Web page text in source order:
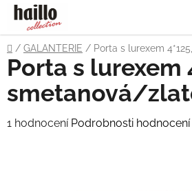
Přejít
obsah
Domů
/ GALANTERIE / Porta s lurexem
Porta s lurexem
smetanová/
Průměrné
1 hodnocení Podrobnosti hodnocení